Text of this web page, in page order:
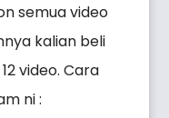
semua video
kalian beli
video. Cara
ni :